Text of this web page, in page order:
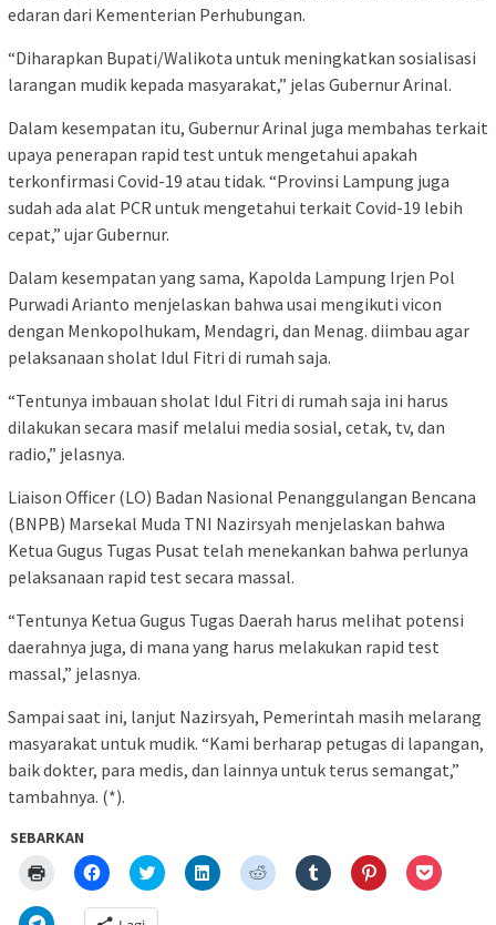
edaran dari Kementerian Perhubungan.
“Diharapkan Bupati/Walikota untuk meningkatkan sosialisasi
larangan mudik kepada masyarakat,” jelas Gubernur Arinal.
Dalam kesempatan itu, Gubernur Arinal juga membahas terkait
upaya penerapan rapid test untuk mengetahui apakah
terkonfirmasi Covid-19 atau tidak. “Provinsi Lampung juga
sudah ada alat PCR untuk mengetahui terkait Covid-19 lebih
cepat,” ujar Gubernur.
Dalam kesempatan yang sama, Kapolda Lampung Irjen Pol
Purwadi Arianto menjelaskan bahwa usai mengikuti vicon
dengan Menkopolhukam, Mendagri, dan Menag. diimbau agar
pelaksanaan sholat Idul Fitri di rumah saja.
“Tentunya imbauan sholat Idul Fitri di rumah saja ini harus
dilakukan secara masif melalui media sosial, cetak, tv, dan
radio,” jelasnya.
Liaison Officer (LO) Badan Nasional Penanggulangan Bencana
(BNPB) Marsekal Muda TNI Nazirsyah menjelaskan bahwa
Ketua Gugus Tugas Pusat telah menekankan bahwa perlunya
pelaksanaan rapid test secara massal.
“Tentunya Ketua Gugus Tugas Daerah harus melihat potensi
daerahnya juga, di mana yang harus melakukan rapid test
massal,” jelasnya.
Sampai saat ini, lanjut Nazirsyah, Pemerintah masih melarang
masyarakat untuk mudik. “Kami berharap petugas di lapangan,
baik dokter, para medis, dan lainnya untuk terus semangat,”
tambahnya. (*).
SEBARKAN
untuk
di
Klik
untuk
di
Klik
untuk
pada
Klik
untuk
Klik
untuk
Klik
untuk
Klik
untuk
Klik
untuk
Klik